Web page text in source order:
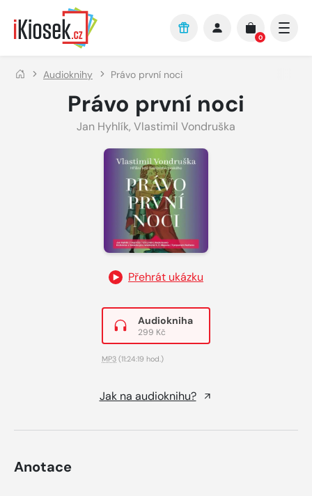
Přejít na hlavní obsah
0
Audioknihy Právo první noci
Právo první noci
Jan Hyhlík, Vlastimil Vondruška
Přehrát ukázku
Audiokniha
299 Kč
MP3 (11:24:19 hod.)
Jak na audioknihu?
Anotace